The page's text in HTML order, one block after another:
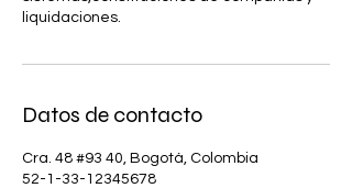
liquidaciones.
Datos de contacto
Cra. 48 #93 40, Bogotá, Colombia
52-1-33-12345678